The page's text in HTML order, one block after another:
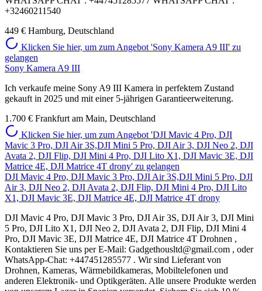
+32460211540
449 € Hamburg, Deutschland
Klicken Sie hier, um zum Angebot 'Sony Kamera A9 III' zu
gelangen
Sony Kamera A9 III
Ich verkaufe meine Sony A9 III Kamera in perfektem Zustand
gekauft in 2025 und mit einer 5-jährigen Garantieerweiterung.
1.700 € Frankfurt am Main, Deutschland
Klicken Sie hier, um zum Angebot 'DJI Mavic 4 Pro, DJI
Mavic 3 Pro, DJI Air 3S,DJI Mini 5 Pro, DJI Air 3, DJI Neo 2, DJI
Avata 2, DJI Flip, DJI Mini 4 Pro, DJI Lito X1, DJI Mavic 3E, DJI
Matrice 4E, DJI Matrice 4T drony' zu gelangen
DJI Mavic 4 Pro, DJI Mavic 3 Pro, DJI Air 3S,DJI Mini 5 Pro, DJI
Air 3, DJI Neo 2, DJI Avata 2, DJI Flip, DJI Mini 4 Pro, DJI Lito
X1, DJI Mavic 3E, DJI Matrice 4E, DJI Matrice 4T drony
DJI Mavic 4 Pro, DJI Mavic 3 Pro, DJI Air 3S, DJI Air 3, DJI Mini
5 Pro, DJI Lito X1, DJI Neo 2, DJI Avata 2, DJI Flip, DJI Mini 4
Pro, DJI Mavic 3E, DJI Matrice 4E, DJI Matrice 4T Drohnen ,
Kontaktieren Sie uns per E-Mail: Gadgethousltd@gmail.com , oder
WhatsApp-Chat: +447451285577 . Wir sind Lieferant von
Drohnen, Kameras, Wärmebildkameras, Mobiltelefonen und
anderen Elektronik- und Optikgeräten. Alle unsere Produkte werden